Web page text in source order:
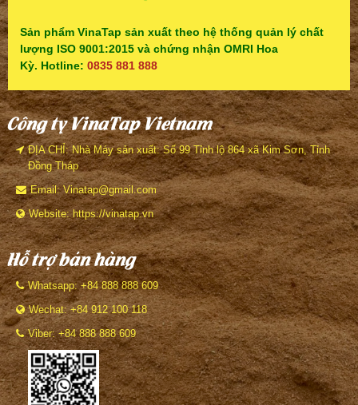
Sản phẩm VinaTap sản xuất theo hệ thống quản lý chất
lượng ISO 9001:2015 và chứng nhận OMRI Hoa
Kỳ. Hotline: 0835 881 888
Công ty VinaTap Vietnam
ĐỊA CHỈ: Nhà Máy sản xuất: Số 99 Tỉnh lộ 864 xã Kim Sơn, Tỉnh
Đồng Tháp
Email: Vinatap@gmail.com
Website: https://vinatap.vn
Hỗ trợ bán hàng
Whatsapp: +84 888 888 609
Wechat: +84 912 100 118
Viber: +84 888 888 609